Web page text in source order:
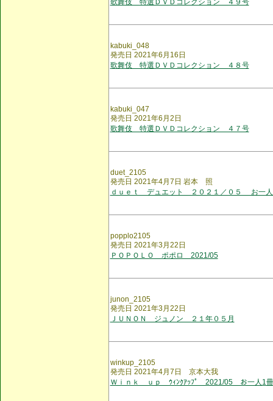
歌舞伎 特選ＤＶＤコレクション ４９号
kabuki_048
発売日 2021年6月16日
歌舞伎 特選ＤＶＤコレクション ４８号
kabuki_047
発売日 2021年6月2日
歌舞伎 特選ＤＶＤコレクション ４７号
duet_2105
発売日 2021年4月7日 岩本 照
ｄｕｅｔ デュエット ２０２１／０５ お一
popplo2105
発売日 2021年3月22日
ＰＯＰＯＬＯ ポポロ 2021/05
junon_2105
発売日 2021年3月22日
ＪＵＮＯＮ ジュノン ２１年０５月
winkup_2105
発売日 2021年4月7日 京本大我
Ｗｉｎｋ ｕｐ ｳｨﾝｸｱｯﾌﾟ 2021/05 お一人1冊